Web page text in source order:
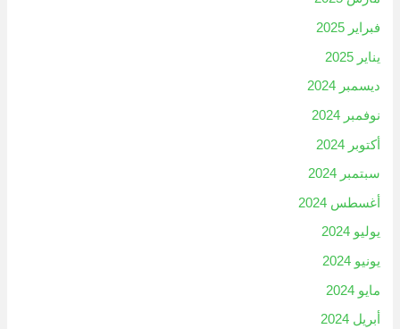
فبراير 2025
يناير 2025
ديسمبر 2024
نوفمبر 2024
أكتوبر 2024
سبتمبر 2024
أغسطس 2024
يوليو 2024
يونيو 2024
مايو 2024
أبريل 2024